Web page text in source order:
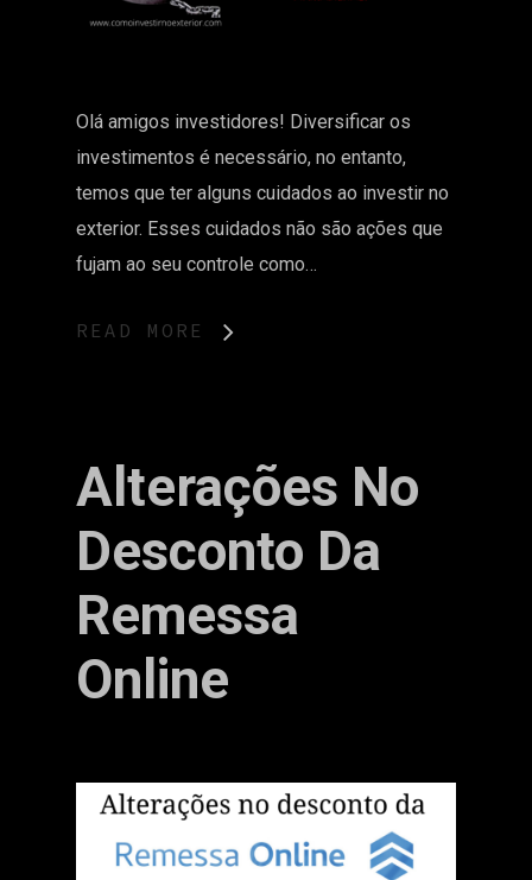
Olá amigos investidores! Diversificar os
investimentos é necessário, no entanto,
temos que ter alguns cuidados ao investir no
exterior. Esses cuidados não são ações que
fujam ao seu controle como…
READ MORE
Alterações No
Desconto Da
Remessa
Online